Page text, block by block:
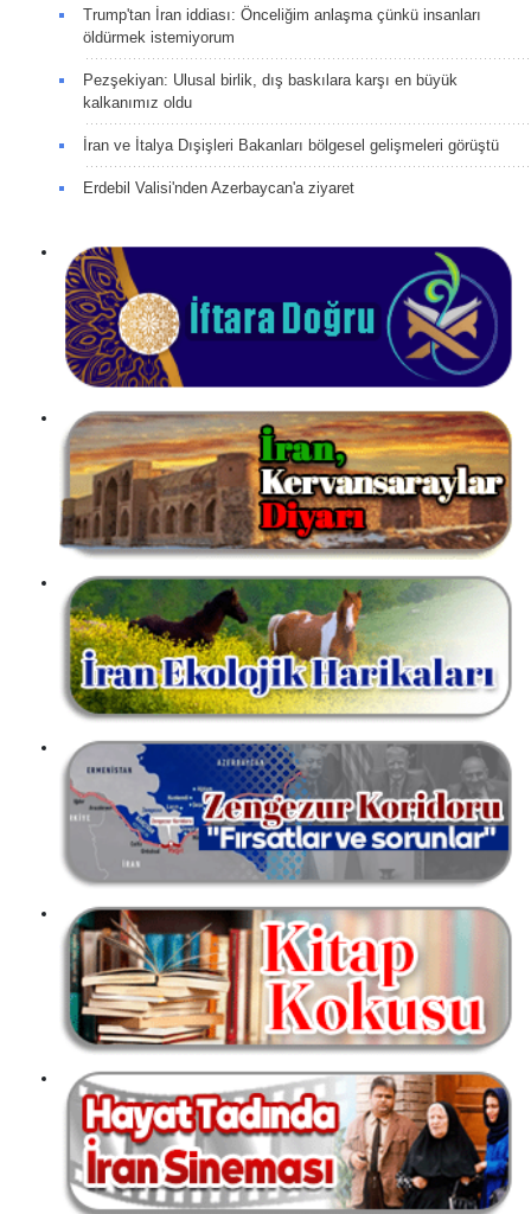
Trump'tan İran iddiası: Önceliğim anlaşma çünkü insanları
öldürmek istemiyorum
Pezşekiyan: Ulusal birlik, dış baskılara karşı en büyük
kalkanımız oldu
İran ve İtalya Dışişleri Bakanları bölgesel gelişmeleri görüştü
Erdebil Valisi'nden Azerbaycan'a ziyaret